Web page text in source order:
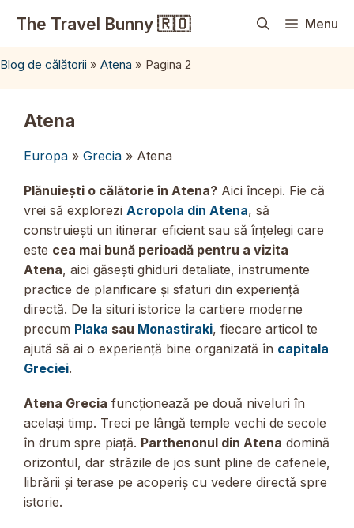
The Travel Bunny 🇷🇴 Menu
Blog de călătorii » Atena » Pagina 2
Atena
Europa » Grecia » Atena
Plănuiești o călătorie în Atena? Aici începi. Fie că
vrei să explorezi Acropola din Atena, să
construiești un itinerar eficient sau să înțelegi care
este cea mai bună perioadă pentru a vizita
Atena, aici găsești ghiduri detaliate, instrumente
practice de planificare și sfaturi din experiență
directă. De la situri istorice la cartiere moderne
precum Plaka sau Monastiraki, fiecare articol te
ajută să ai o experiență bine organizată în capitala
Greciei.
Atena Grecia funcționează pe două niveluri în
același timp. Treci pe lângă temple vechi de secole
în drum spre piață. Parthenonul din Atena domină
orizontul, dar străzile de jos sunt pline de cafenele,
librării și terase pe acoperiș cu vedere directă spre
istorie.